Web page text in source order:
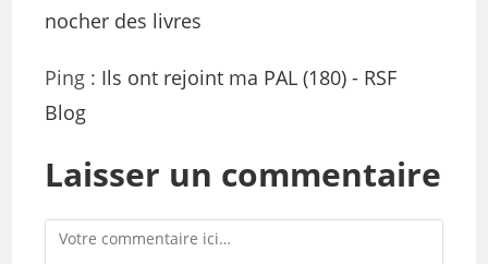
nocher des livres
Ping : Ils ont rejoint ma PAL (180) - RSF
Blog
Laisser un commentaire